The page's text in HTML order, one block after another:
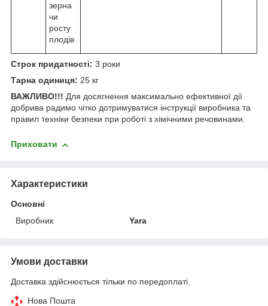
зерна
чи
росту
плодів
Строк придатності: 3 роки
Тарна одиниця: 25 кг
ВАЖЛИВО!!! Для досягнення максимально ефективної дії
добрива радимо чітко дотримуватися інструкції виробника та
правил техніки безпеки при роботі з хімічними речовинами.
Приховати
Характеристики
Основні
Виробник
Yara
Умови доставки
Доставка здійснюється тільки по передоплаті.
Нова Пошта